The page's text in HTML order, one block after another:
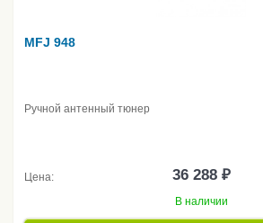
MFJ 948
Ручной антенный тюнер
Цена: 36 288 ₽
В наличии